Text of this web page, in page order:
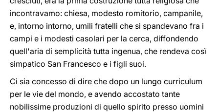
incontravamo: chiesa, modesto romitorio, campanile,
e, intorno intorno, umili fratelli che si spandevano fra i
campi e i modesti casolari per la cerca, diffondendo
quell'aria di semplicità tutta ingenua, che rendeva così
simpatico San Francesco e i figli suoi.
Ci sia concesso di dire che dopo un lungo curriculum
per le vie del mondo, e avendo accostato tante
nobilissime produzioni di quello spirito presso uomini